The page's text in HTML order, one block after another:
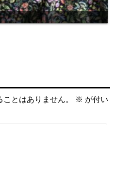
とはありません。 ※ が付い